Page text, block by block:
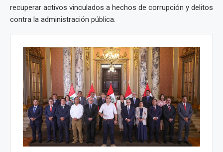
recuperar activos vinculados a hechos de corrupción y delitos
contra la administración pública.